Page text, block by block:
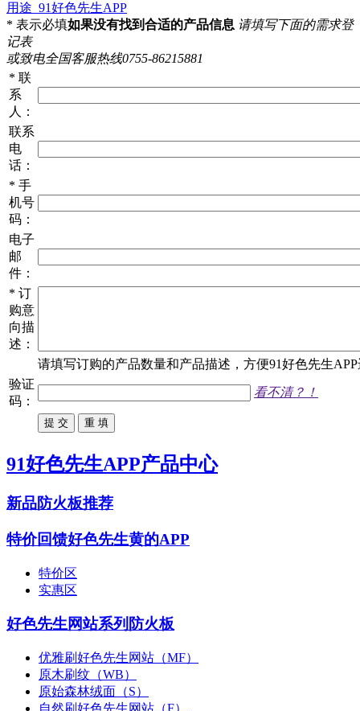
用途_91好色先生APP
* 表示必填如果没有找到合适的产品信息 请填写下面的需求登
记表
或致电全国客服热线0755-86215881
* 联
系
人：
联系
电
话：
* 手
机号
码：
电子
邮
件：
* 订
购意
向描
述：
请填写订购的产品数量和产品描述，方便91好色先生APP
验证
码：
看不清？！
91好色先生APP产品中心
新品防火板推荐
特价回馈好色先生黄的APP
特价区
实惠区
好色先生网站系列防火板
优雅刷好色先生网站（MF）
原木刷纹（WB）
原始森林绒面（S）
自然刷好色先生网站（F）